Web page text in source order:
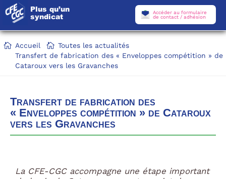
Plus qu’un
syndicat
Accéder au formulaire
de contact / adhésion
Accueil
Toutes les actualités
Transfert de fabrication des « Enveloppes compétition » de
Cataroux vers les Gravanches
Transfert de fabrication des
« Enveloppes compétition » de Cataroux
vers les Gravanches
La CFE-CGC accompagne une étape important